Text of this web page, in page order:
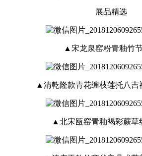
展品精选
▲宋龙泉窑粉青釉竹
▲清乾隆款青花缠枝莲托八吉
▲北宋瓯窑青釉褐彩蕨草